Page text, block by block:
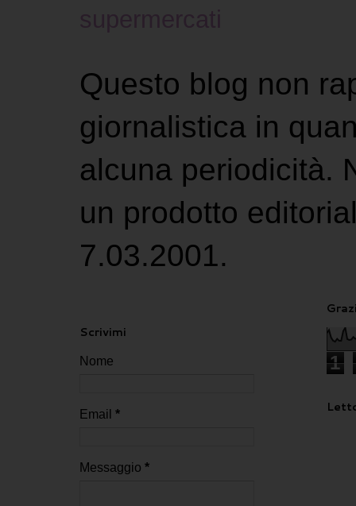
Questo blog non
giornalistica in
alcuna periodicità.
un prodotto
7.03.2001.
Scrivimi
Nome
Email *
Messaggio *
1